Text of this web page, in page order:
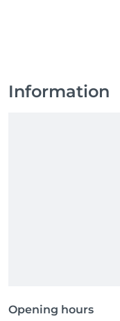
Information
Opening hours